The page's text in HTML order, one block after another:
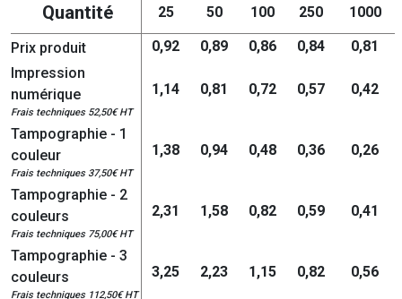
Quantité 25 50 100 250 1000
Prix produit 0,92 0,89 0,86 0,84
0,81
Impression
numérique
Frais techniques 52,50€ HT
1,14 0,81 0,72 0,57 0,42
Tampographie - 1
couleur
Frais techniques 37,50€ HT
1,38 0,94 0,48 0,36 0,26
Tampographie - 2
couleurs
Frais techniques 75,00€ HT
2,31 1,58 0,82 0,59 0,41
Tampographie - 3
couleurs
Frais techniques 112,50€ HT
3,25 2,23 1,15 0,82 0,56